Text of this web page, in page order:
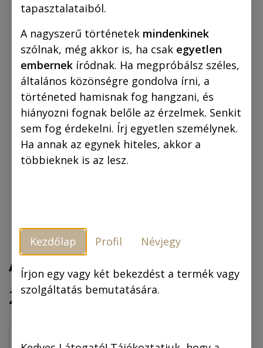
A nevető ember
2.541,50Ft 2.990,00Ft
KOSÁRBA
tapasztalataiból.
A nagyszerű történetek mindenkinek
szólnak, még akkor is, ha csak egyetlen
embernek íródnak. Ha megpróbálsz széles,
általános közönségre gondolva írni, a
történeted hamisnak fog hangzani, és
hiányozni fognak belőle az érzelmek. Senkit
sem fog érdekelni. Írj egyetlen személynek.
Ha annak az egynek hiteles, akkor a
többieknek is az lesz.
Kezdőlap Profil Névjegy
Írjon egy vagy két bekezdést a termék vagy
szolgáltatás bemutatására.